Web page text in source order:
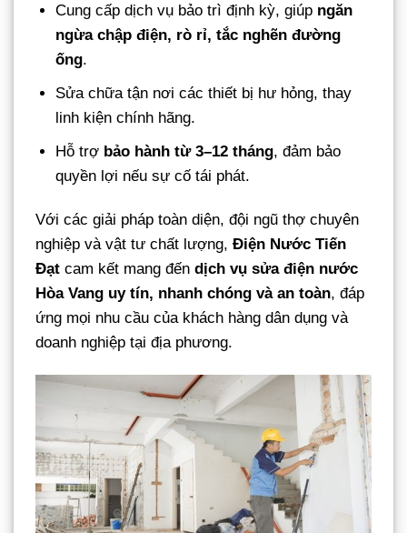
Cung cấp dịch vụ bảo trì định kỳ, giúp ngăn
ngừa chập điện, rò rỉ, tắc nghẽn đường
ống.
Sửa chữa tận nơi các thiết bị hư hỏng, thay
linh kiện chính hãng.
Hỗ trợ bảo hành từ 3–12 tháng, đảm bảo
quyền lợi nếu sự cố tái phát.
Với các giải pháp toàn diện, đội ngũ thợ chuyên
nghiệp và vật tư chất lượng, Điện Nước Tiến
Đạt cam kết mang đến dịch vụ sửa điện nước
Hòa Vang uy tín, nhanh chóng và an toàn, đáp
ứng mọi nhu cầu của khách hàng dân dụng và
doanh nghiệp tại địa phương.